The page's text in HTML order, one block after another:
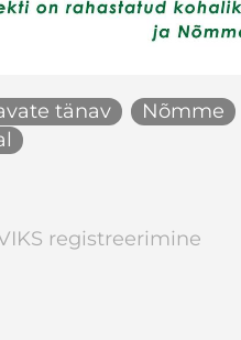
tänav Nõmme
registreerimine